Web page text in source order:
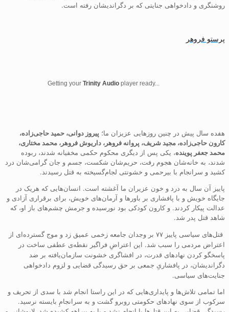
روشنگری و دادخواهی جنایتی که بر دگراندیشان رفته است.
پرستو فروهر
Getting yourTrinity Audio player ready...
هفده سال پیش در چنین روزهایی عزیزان ما؛ پیروز دوانی، حمید حاجی‌زاده،
کارون حاجی‌زاده، مجید شریف، پروانه فروهر، داریوش فروهر، محمد مختاری،
محمد جعفر پوینده، یکی پس از دیگری محکوم حکمی مخفیانه شدند، ربوده
شدند، به خانه‌شان هجوم رفت، حریم‌شان شکست، جسم و جان گرامی‌شان درد
کشید و سرانجام با بیرحمی و خشونتی لجام‌گسیخته به قتل رسیدند.
پاییز آن سال به درد و خون عزیران ما آغشته است. انسان‌هایی که هریک در
جایگاه خویش و با پافشاری بر باورها و آرمان‌های خویش، برای برقراری آزادی و
عدالت پیکار کردند. و کارون کودکی بود نورسیده و جرمش چشم‌های باز او، که
شاهد قتل پدر شد.
قتل‌های سیاسی پاییز ۷۷ بر وجدان جامعه زخمی عمیق زد و موج گسترده‌ای از
اعتراض مردمی را سبب شد. این اعتراضِ فراگیر نقطه‌ی عطفی ساخت در
پاسخگو کردن نهادهای قدرت، در افشاگری خشونت سازمان‌یافته بر ضد
دگراندیشان، در پافشاریِ جمعی بر حق رسیدگی قضایی و لزوم دادخواهی
جنایت‌های سیاسی.
اما تمامی تلاش‌ها و پایداری‌هایی که در این راستا انجام شد با سدی از تحریف و
سرکوب از سوی نهادهای حکومتی روبرو گشت و به سرانجامِ بایسته نرسید.